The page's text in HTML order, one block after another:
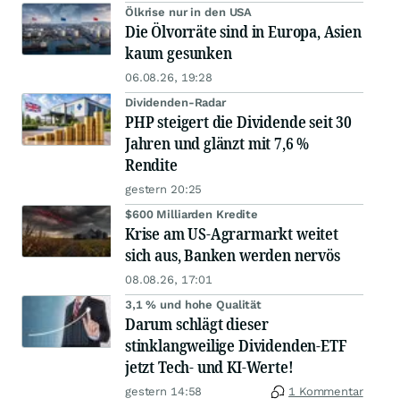
Ölkrise nur in den USA
Die Ölvorräte sind in Europa, Asien
kaum gesunken
06.08.26, 19:28
Dividenden-Radar
PHP steigert die Dividende seit 30
Jahren und glänzt mit 7,6 %
Rendite
gestern 20:25
$600 Milliarden Kredite
Krise am US-Agrarmarkt weitet
sich aus, Banken werden nervös
08.08.26, 17:01
3,1 % und hohe Qualität
Darum schlägt dieser
stinklangweilige Dividenden-ETF
jetzt Tech- und KI-Werte!
gestern 14:58 1 Kommentar